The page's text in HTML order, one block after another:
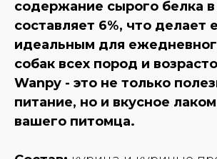
содержание сырого белка в
составляет 6%, что делает
идеальным для
собак всех пород и
Wanpy - это не только
питание, но и вкусное
вашего питомца.